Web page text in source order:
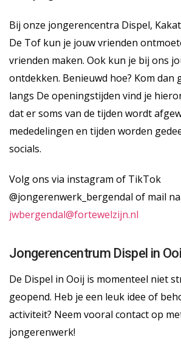
Bij onze jongerencentra Dispel,
De Tof kun je jouw vrienden
vrienden maken. Ook kun je bij ons
ontdekken. Benieuwd hoe? Kom dan
langs De openingstijden vind je
dat er soms van de tijden wordt
mededelingen en tijden worden
socials.
Volg ons via instagram of TikTok
@jongerenwerk_bergendal of mail
jwbergendal@fortewelzijn.nl
Jongerencentrum Dispel in
De Dispel in Ooij is momenteel niet
geopend. Heb je een leuk idee of
activiteit? Neem vooral contact op
jongerenwerk!